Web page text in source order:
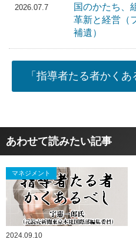
2026.07.7
国のかたち、
革新と経営（
補遺）
「指導者たる者かく
あわせて読みたい記事
マネジメント
2024.09.10